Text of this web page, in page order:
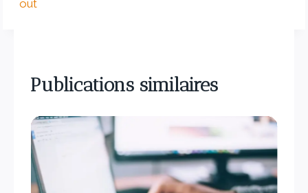
out
Publications similaires